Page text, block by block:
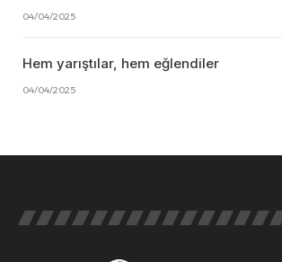
04/04/2025
Hem yarıştılar, hem eğlendiler
04/04/2025